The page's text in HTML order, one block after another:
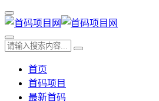
首页
首码项目
最新首码